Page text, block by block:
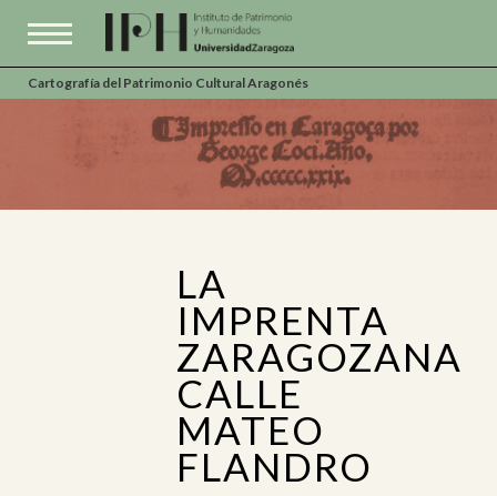
Cartografía del Patrimonio Cultural Aragonés
LA
IMPRENTA
ZARAGOZANA
CALLE
MATEO
FLANDRO